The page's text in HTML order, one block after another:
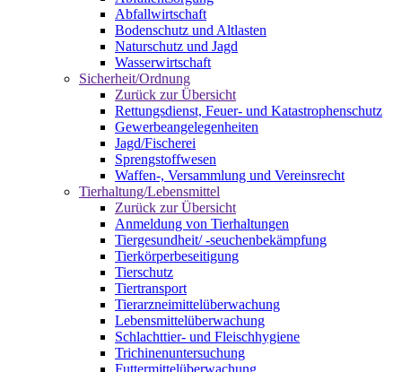
Abfallwirtschaft
Bodenschutz und Altlasten
Naturschutz und Jagd
Wasserwirtschaft
Sicherheit/Ordnung
Zurück zur Übersicht
Rettungsdienst, Feuer- und Katastrophenschutz
Gewerbeangelegenheiten
Jagd/Fischerei
Sprengstoffwesen
Waffen-, Versammlung und Vereinsrecht
Tierhaltung/Lebensmittel
Zurück zur Übersicht
Anmeldung von Tierhaltungen
Tiergesundheit/ -seuchenbekämpfung
Tierkörperbeseitigung
Tierschutz
Tiertransport
Tierarzneimittelüberwachung
Lebensmittelüberwachung
Schlachttier- und Fleischhygiene
Trichinenuntersuchung
Futtermittelüberwachung